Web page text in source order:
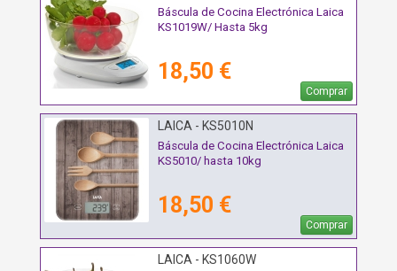
Báscula de Cocina Electrónica Laica
KS1019W/ Hasta 5kg
18,50 €
Comprar
LAICA - KS5010N
Báscula de Cocina Electrónica Laica
KS5010/ hasta 10kg
18,50 €
Comprar
LAICA - KS1060W